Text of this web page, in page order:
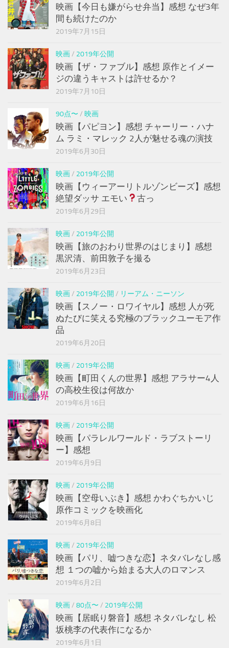
映画【今日も嫌がらせ弁当】感想 なぜ3年
間も続けたのか
2019年7月15日
映画/ 2019年公開
映画【ザ・ファブル】感想 原作とイメー
ジの違うキャストは許せるか？
2019年7月10日
90点〜 / 映画
映画【パピヨン】感想 チャーリー・ハナ
ム ラミ・マレック 2人が魅せる魂の演技
2019年6月30日
映画/ 2019年公開
映画【ウィーアーリトルゾンビーズ】感想
絶望ダッサ エモい
古っ
2019年6月29日
映画/ 2019年公開
映画【旅のおわり世界のはじまり】感想
黒沢清、前田敦子を撮る
2019年6月23日
映画/ 2019年公開 / リーアム・ニーソン
映画【スノー・ロワイヤル】感想 人が死
ぬたびに笑える究極のブラックユーモア作
品
2019年6月20日
映画/ 2019年公開
映画【町田くんの世界】感想 アラサー4人
の高校生役は何故か
2019年6月16日
映画/ 2019年公開
映画【パラレルワールド・ラブストーリ
ー】感想
2019年6月9日
映画/ 2019年公開
映画【空母いぶき】感想 かわぐちかいじ
原作コミックを映画化
2019年6月8日
映画/ 2019年公開
映画【パリ、嘘つきな恋】ネタバレなし感
想 １つの嘘から始まる大人のロマンス
2019年6月2日
映画/ 80点〜 / 2019年公開
映画【居眠り磐音】感想 ネタバレなし 松
坂桃李の代表作になるか
2019年6月1日